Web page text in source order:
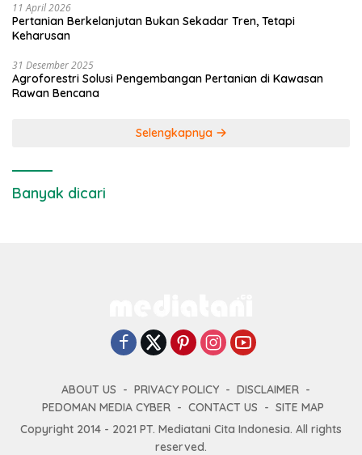
11 April 2026
Pertanian Berkelanjutan Bukan Sekadar Tren, Tetapi
Keharusan
31 Desember 2025
Agroforestri Solusi Pengembangan Pertanian di Kawasan
Rawan Bencana
Selengkapnya
Banyak dicari
ABOUT US PRIVACY POLICY
DISCLAIMER
PEDOMAN MEDIA CYBER
CONTACT US
SITE MAP
Copyright 2014 - 2021 PT. Mediatani Cita Indonesia. All rights
reserved.